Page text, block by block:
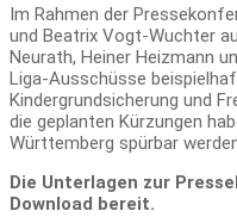
Im Rahmen der
und Beatrix Vogt-Wuchter
Neurath, Heiner Heizmann
Liga-Ausschüsse
Kindergrundsicherung und
die geplanten Kürzungen
Württemberg spürbar
Die Unterlagen zur
Download bereit.